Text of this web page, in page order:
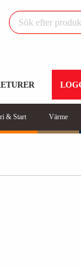
& Start Värme